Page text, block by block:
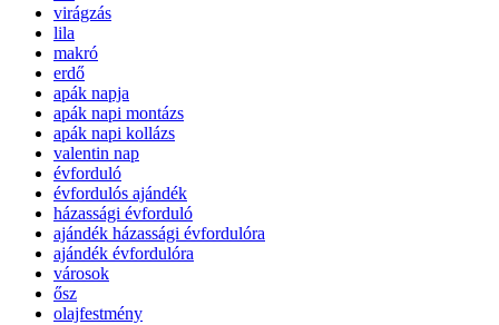
virágzás
lila
makró
erdő
apák napja
apák napi montázs
apák napi kollázs
valentin nap
évforduló
évfordulós ajándék
házassági évforduló
ajándék házassági évfordulóra
ajándék évfordulóra
városok
ősz
olajfestmény